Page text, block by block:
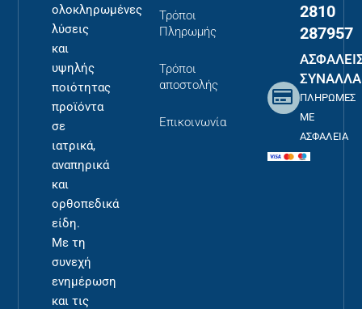
ολοκληρωμένες
λύσεις
και
υψηλής
ποιότητας
προϊόντα
σε
ιατρικά,
αναπηρικά
και
ορθοπεδικά
είδη.
Με τη
συνεχή
ενημέρωση
και τις
Τρόποι
Πληρωμής
Τρόποι
αποστολής
Επικοινωνία
2810
287957
ΠΛΗΡΩΜΕΣ
ΜΕ
ΑΣΦΑΛΕΙΑ